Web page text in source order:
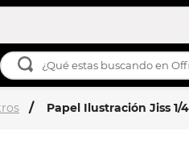
¿Qué estas buscando en
Papel Ilustración Jiss 1/